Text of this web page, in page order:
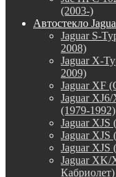
(2003-)
Автостекло
Jaguar S-
2008)
Jaguar X-
2009)
Jaguar XF
Jaguar
(1979-1992)
Jaguar XJS
Jaguar XJS
Jaguar XJS
Jaguar XK/